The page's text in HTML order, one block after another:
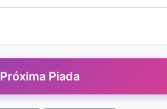
Próxima Piada